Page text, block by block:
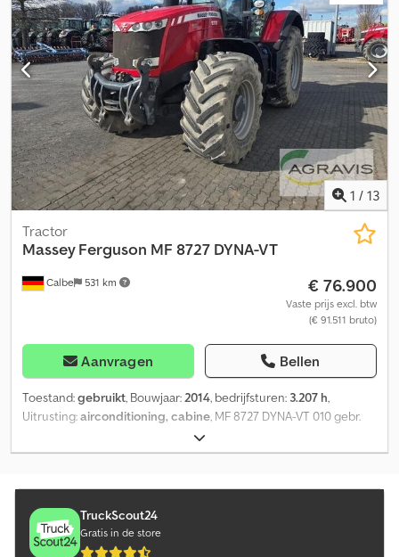
& telescopische stuurinrichting & SpeedSteer 0100
Luchtgeveerde Maxi bestuurdersstoel 0110 Radio: CD-MP3-SD-
Bluetooth-Aux-USB 0120 Achterruit wis-/wassysteem 0130
Cabinevering 0140 Binnenspiegel 0150 Automatische
airconditioning 0160 LoadSensing hydrauliek 0170 5,0t
hefinrichting achter, dubbelwerkend, 2 ventielen + retour 0180
Cat. 3 snelkoppeling, hydraulische topstang, kogel 0190
Automatische trekhaak, K80 0200 Steekas 0210 Aftakas:
540E/1000, 6/20/21 tands 0220 HD geveerde vooras met
vierwielaandrijving 0230 Joystick bediening 0240 Voorbanden
650 / 60 R34 0250 Achterbanden 710 / 75 R42
1 / 13
Calbe 531 km
Tractor
Massey Ferguson MF 8727 DYNA-VT
€ 76.900
Vaste prijs excl. btw
(€ 91.511 bruto)
Aanvragen Bellen
Toestand:gebruikt, Bouwjaar:2014, bedrijfsturen: 3.207 h,
Uitrusting:airconditioning, cabine, MF 8727 DYNA-VT 010 gebr.
Massey Ferguson 8727 Dyna VT Dcodpfx Abeyf Rxme Nek 020
Cabine, verwarming, ventilatie, airconditioning 030 Fronthef 040
TruckScout24
Gratis in de store